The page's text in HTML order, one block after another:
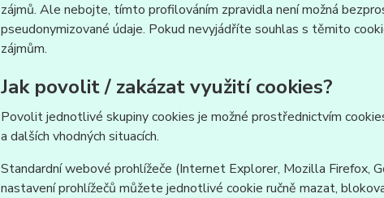
zájmů. Ale nebojte, tímto profilováním zpravidla není možná
pseudonymizované údaje. Pokud nevyjádříte souhlas s těmito
zájmům.
Jak povolit / zakázat využití cookies?
Povolit jednotlivé skupiny cookies je možné prostřednictvím
a dalších vhodných situacích.
Standardní webové prohlížeče (Internet Explorer, Mozilla Firefox,
nastavení prohlížečů můžete jednotlivé cookie ručně mazat,